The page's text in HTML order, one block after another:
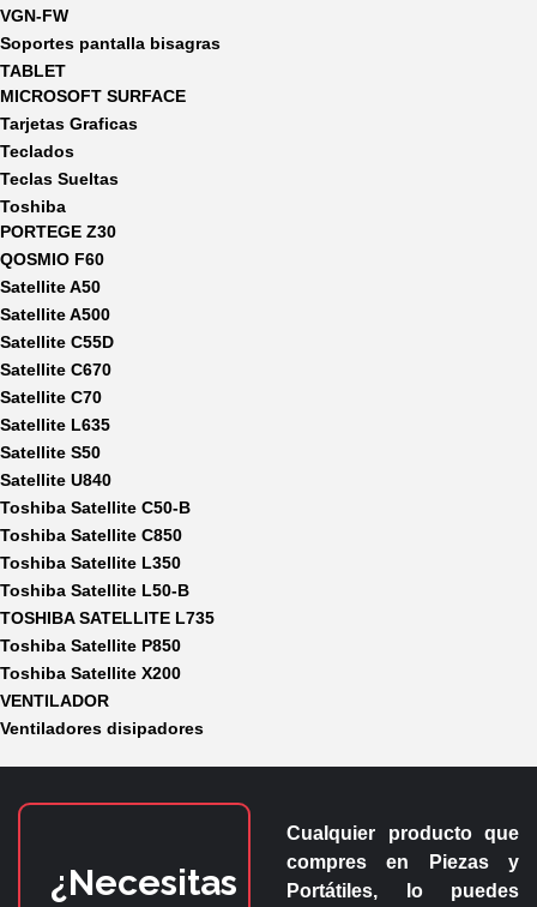
VGN-FW
Soportes pantalla bisagras
TABLET
MICROSOFT SURFACE
Tarjetas Graficas
Teclados
Teclas Sueltas
Toshiba
PORTEGE Z30
QOSMIO F60
Satellite A50
Satellite A500
Satellite C55D
Satellite C670
Satellite C70
Satellite L635
Satellite S50
Satellite U840
Toshiba Satellite C50-B
Toshiba Satellite C850
Toshiba Satellite L350
Toshiba Satellite L50-B
TOSHIBA SATELLITE L735
Toshiba Satellite P850
Toshiba Satellite X200
VENTILADOR
Ventiladores disipadores
¿Necesitas
Cualquier producto que
compres en
Piezas y
Portátiles, lo puedes